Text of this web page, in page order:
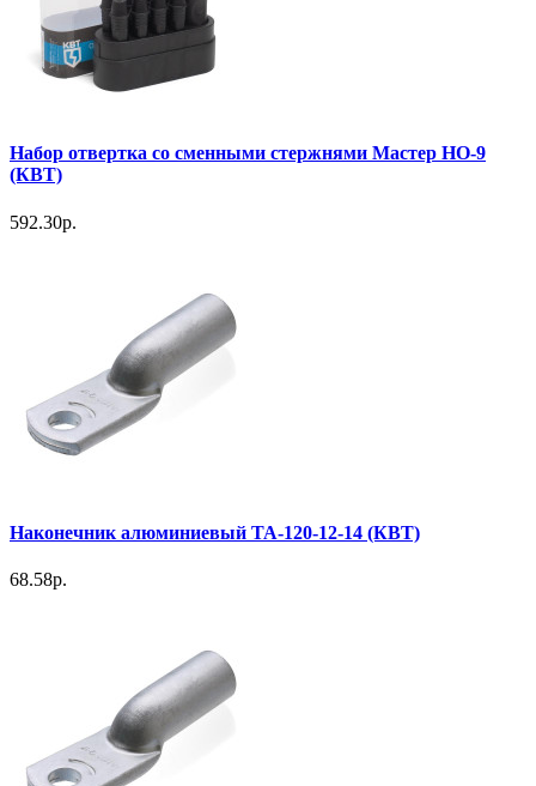
Набор отвертка со сменными стержнями Мастер НО-9
(КВТ)
592.30р.
Наконечник алюминиевый ТА-120-12-14 (КВТ)
68.58р.